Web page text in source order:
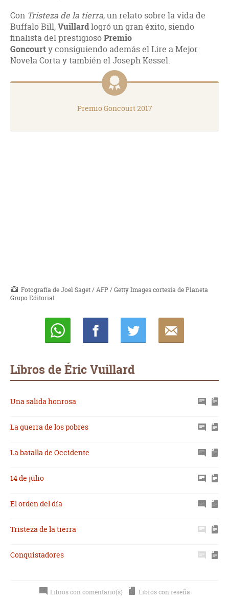
Con Tristeza de la tierra, un relato sobre la vida de
Buffalo Bill,Vuillardlogró un gran éxito, siendo
finalista del prestigiosoPremio
Goncourty consiguiendo además el Lire a Mejor
Novela Corta y también el Joseph Kessel.
Premio Goncourt 2017
Fotografía de Joel Saget / AFP / Getty Images cortesía de Planeta
Grupo Editorial
Libros de Éric Vuillard
Una salida honrosa
La guerra de los pobres
La batalla de Occidente
14 de julio
El orden del día
Tristeza de la tierra
Conquistadores
Libros con comentario(s) Libros con reseña